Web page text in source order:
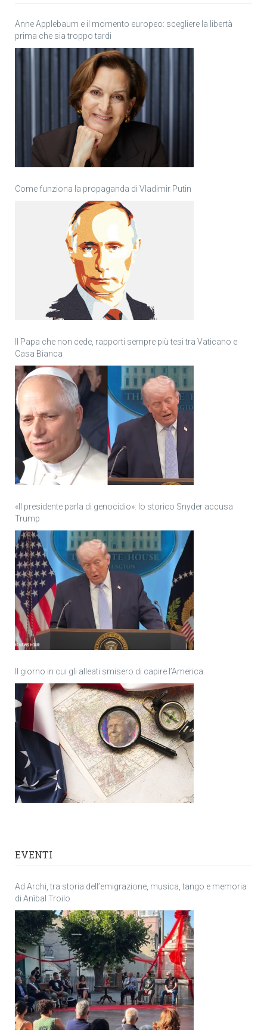
Anne Applebaum e il momento europeo: scegliere la libertà
prima che sia troppo tardi
Come funziona la propaganda di Vladimir Putin
Il Papa che non cede, rapporti sempre più tesi tra Vaticano e
Casa Bianca
«Il presidente parla di genocidio»: lo storico Snyder accusa
Trump
Il giorno in cui gli alleati smisero di capire l’America
EVENTI
Ad Archi, tra storia dell’emigrazione, musica, tango e memoria
di Anìbal Troilo